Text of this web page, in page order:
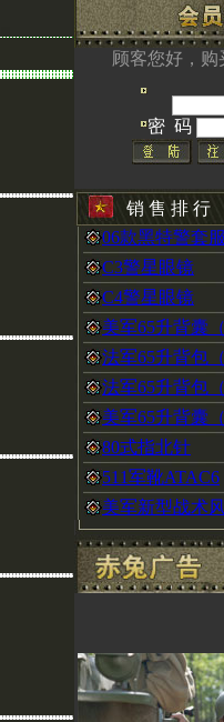
查看
TACTICAL手表，H3
量，您可以在赤兔动态
衫，黑色沙色两种
）特警靴
顾客您好，
密 码
销 售 排 行
06款黑特警套服
C3警星眼镜
C4警星眼镜
美军65升背囊（
法军65升背包
法军65升背包
美军65升背囊
80式指北针
511军靴ATAC6
美军新型战术